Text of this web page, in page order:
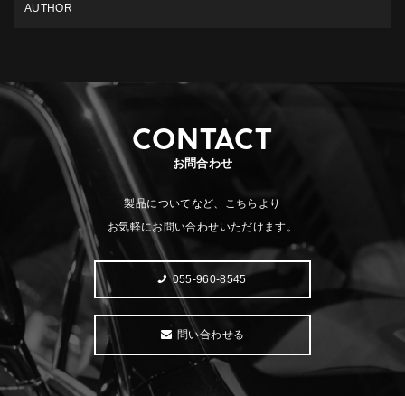
AUTHOR
CONTACT
お問合わせ
製品についてなど、こちらより
お気軽にお問い合わせいただけます。
055-960-8545
問い合わせる